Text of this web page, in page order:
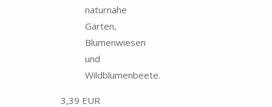
naturnahe
Gärten,
Blumenwiesen
und
Wildblumenbeete.
3,39 EUR